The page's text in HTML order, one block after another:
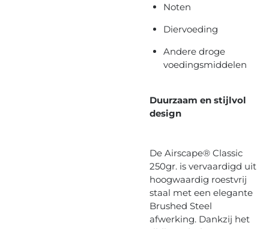
Noten
Diervoeding
Andere droge
voedingsmiddelen
Duurzaam en stijlvol
design
De Airscape® Classic
250gr. is vervaardigd uit
hoogwaardig roestvrij
staal met een elegante
Brushed Steel
afwerking. Dankzij het